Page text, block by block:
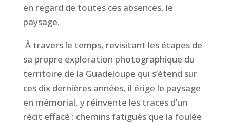
en regard de toutes ces absences, le
paysage.
À travers le temps, revisitant les étapes de
sa propre exploration photographique du
territoire de la Guadeloupe qui s’étend sur
ces dix dernières années, il érige le paysage
en mémorial, y réinvente les traces d’un
récit effacé : chemins fatigués que la foulée